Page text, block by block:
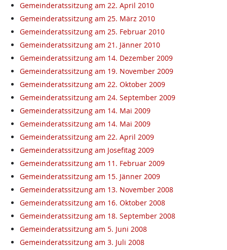
Gemeinderatssitzung am 22. April 2010
Gemeinderatssitzung am 25. März 2010
Gemeinderatssitzung am 25. Februar 2010
Gemeinderatssitzung am 21. Jänner 2010
Gemeinderatssitzung am 14. Dezember 2009
Gemeinderatssitzung am 19. November 2009
Gemeinderatssitzung am 22. Oktober 2009
Gemeinderatssitzung am 24. September 2009
Gemeinderatssitzung am 14. Mai 2009
Gemeinderatssitzung am 14. Mai 2009
Gemeinderatssitzung am 22. April 2009
Gemeinderatssitzung am Josefitag 2009
Gemeinderatssitzung am 11. Februar 2009
Gemeinderatssitzung am 15. Jänner 2009
Gemeinderatssitzung am 13. November 2008
Gemeinderatssitzung am 16. Oktober 2008
Gemeinderatssitzung am 18. September 2008
Gemeinderatssitzung am 5. Juni 2008
Gemeinderatssitzung am 3. Juli 2008